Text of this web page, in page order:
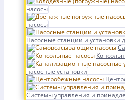
насосы
насосы
Насосные станции и установки
насосные установки
Системы управления и